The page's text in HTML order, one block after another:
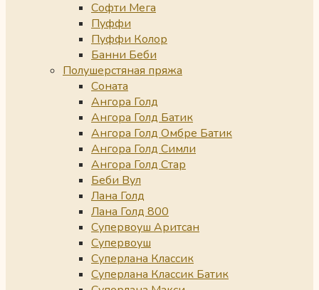
Софти Мега
Пуффи
Пуффи Колор
Банни Беби
Полушерстяная пряжа
Соната
Ангора Голд
Ангора Голд Батик
Ангора Голд Омбре Батик
Ангора Голд Симли
Ангора Голд Стар
Беби Вул
Лана Голд
Лана Голд 800
Супервоуш Аритсан
Супервоуш
Суперлана Классик
Суперлана Классик Батик